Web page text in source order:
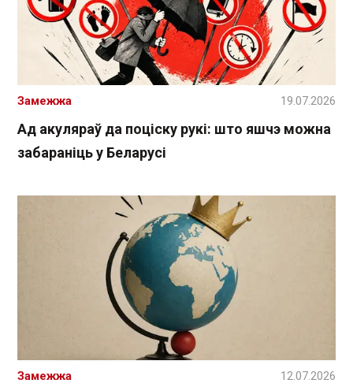
Ад акуляраў да поціску рукі: што яшчэ можна
забараніць у Беларусі
Замежжа 19.07.2026
Замежжа 12.07.2026